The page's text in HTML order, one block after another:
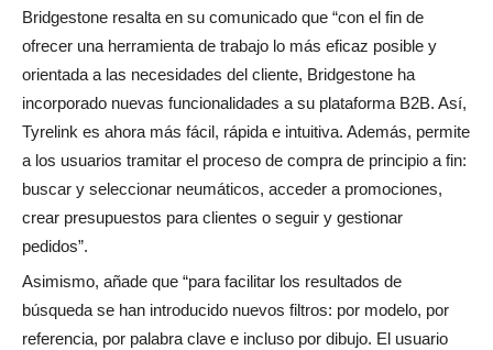
Bridgestone resalta en su comunicado que “con el fin de
ofrecer una herramienta de trabajo lo más eficaz posible y
orientada a las necesidades del cliente, Bridgestone ha
incorporado nuevas funcionalidades a su plataforma B2B. Así,
Tyrelink es ahora más fácil, rápida e intuitiva. Además, permite
a los usuarios tramitar el proceso de compra de principio a fin:
buscar y seleccionar neumáticos, acceder a promociones,
crear presupuestos para clientes o seguir y gestionar
pedidos”.
Asimismo, añade que “para facilitar los resultados de
búsqueda se han introducido nuevos filtros: por modelo, por
referencia, por palabra clave e incluso por dibujo. El usuario